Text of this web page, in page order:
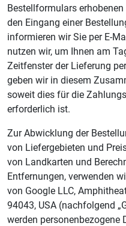
Bestellformulars
den Eingang einer
informieren wir Sie per E-
nutzen wir, um Ihnen am
Zeitfenster der Lieferung
geben wir in diesem
soweit dies für die
erforderlich ist.
Zur Abwicklung der
von Liefergebieten und
von Landkarten und
Entfernungen, verwenden
von Google LLC,
94043, USA (nachfolgend
werden personenbezogene